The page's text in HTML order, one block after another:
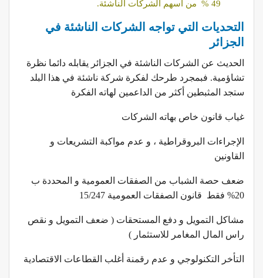
49 % من اسهم الشركات الناشئة.
التحديات التي تواجه الشركات الناشئة في
الجزائر
الحديث عن الشركات الناشئة في الجزائر يقابله دائما نظرة
تشاؤمية. فبمجرد طرحك لفكرة شركة ناشئة في هذا البلد
ستجد المثبطين أكثر من الداعمين لهاته الفكرة
غياب قانون خاص بهاته الشركات
الإجراءات البروقراطية ، و عدم مواكبة التشريعات و
القاونين
ضعف حصة الشباب من الصفقات العمومية و المحددة ب
20% فقط قانون الصفقات العمومية 15/247
مشاكل التمويل و دفع المستحقات ( ضعف التمويل و نقص
راس المال المغامر للاستثمار )
التأخر التكنولوجي و عدم رقمنة أغلب القطاعات الاقتصادية